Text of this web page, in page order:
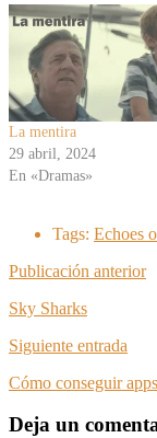
La mentira
29 abril, 2024
En «Dramas»
Tags: Echoes
Publicación anterior
Sky Sharks
Siguiente entrada
Cómo conseguir
Deja un